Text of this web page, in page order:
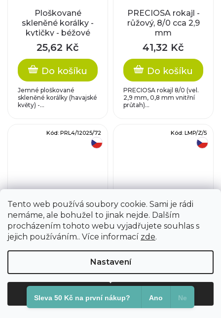
Tento web používá soubory cookie. Sami je rádi
nemáme, ale bohužel to jinak nejde. Dalším
procházením tohoto webu vyjadřujete souhlas s
jejich používáním.. Více informací zde.
Nastavení
Odmítnout Souhlasím
Ploškované
skleněné korálky -
kytičky - béžové
25,62 Kč
Do košíku
Jemné ploškované
skleněné korálky (havajské
květy) -...
PRECIOSA rokajl -
růžový, 8/0 cca 2,9
mm
41,32 Kč
Do košíku
PRECIOSA rokajl 8/0 (vel.
2,9 mm, 0,8 mm vnitřní
průtah)...
Skleněné
voskované perle,
bílá - 4 mm
od30,58 Kč
Skleněné voskované
korálky (voskovky) ve
tvaru kuličky....
Kód: PRL4/12025/72
Lampový skleněný
korálek - ručně
vinutý, ježek
57,03 Kč
Ručně vinuté korálky, tzv.
Kód: LMP/Z/5
Sleva 50 Kč na první nákup?​ Ano Ne